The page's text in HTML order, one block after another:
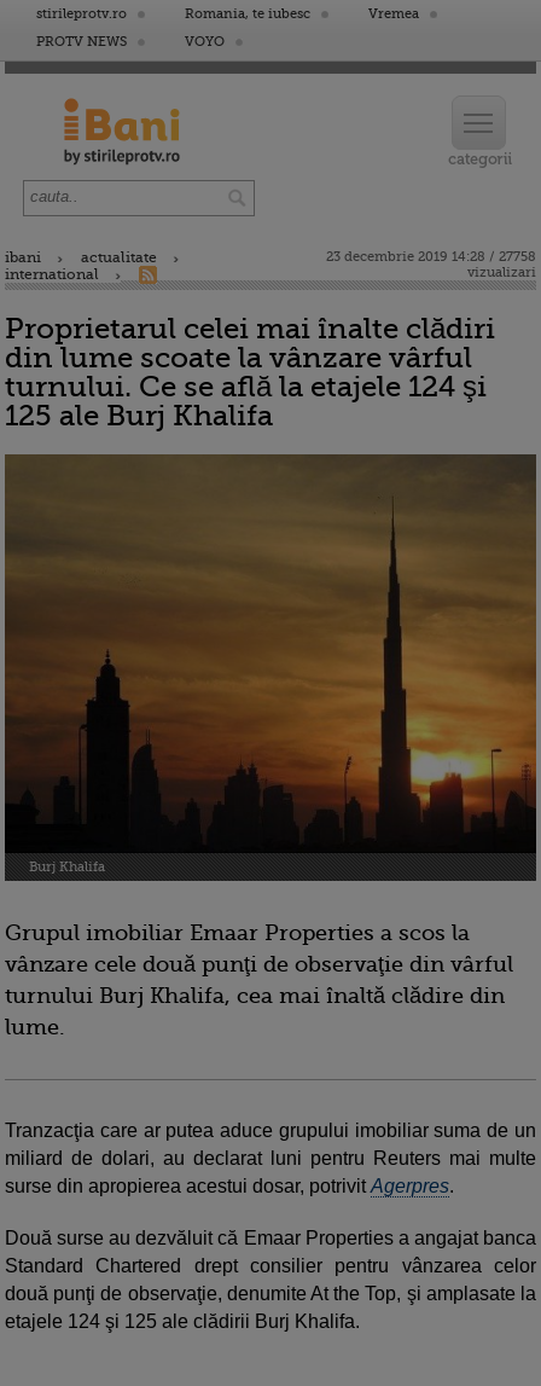
stirileprotv.ro Romania, te iubesc
Vremea
PROTV NEWS
VOYO
ibani
actualitate
international
23 decembrie 2019 14:28 / 27758
vizualizari
Proprietarul celei mai înalte clădiri
din lume scoate la vânzare vârful
turnului. Ce se află la etajele 124 şi
125 ale Burj Khalifa
Burj Khalifa
Grupul imobiliar Emaar Properties a scos la
vânzare cele două punţi de observaţie din vârful
turnului Burj Khalifa, cea mai înaltă clădire din
lume.
Tranzacţia care ar putea aduce grupului imobiliar suma de un
miliard de dolari, au declarat luni pentru Reuters mai multe
surse din apropierea acestui dosar, potrivitAgerpres.
Două surse au dezvăluit că Emaar Properties a angajat banca
Standard Chartered drept consilier pentru vânzarea celor
două punţi de observaţie, denumite At the Top, şi amplasate la
etajele 124 şi 125 ale clădirii Burj Khalifa.